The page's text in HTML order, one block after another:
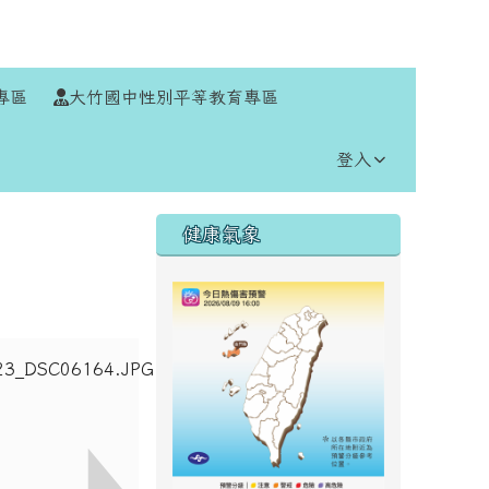
區 大竹國中性別平等教育專區
登入
右邊區域內容
健康氣象